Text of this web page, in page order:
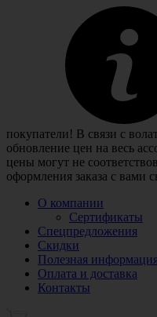
покупатели! В связи с
обновление цен на весь
цены могут не
оформления заказа с вами
О компании
Сертификаты
Спецпредложения
Скидки
Полезная
Оплата и доставка
Контакты